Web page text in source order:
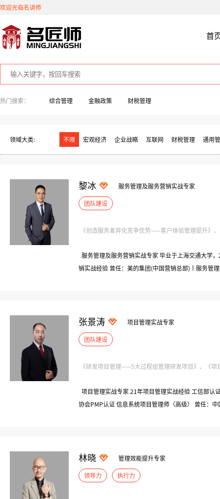
欢迎光临名讲师
首
热门搜索： 综合管理 金融政策 财税管理
领域大类: 不限 宏观经济 企业战略 互联网 财税管理 通用
黎冰 服务管理及服务营销实战专家
团队建设
《创造服务差异化竞争优势——客户体验管理提升》
服务管理及服务营销实战专家 毕业于上海交通大学
销实战经验 曾任：美的集团(中国营销总部)丨服务管
张景涛 项目管理实战专家
团队建设
《研发项目管理——5大过程组管理研发项目》、《
项目管理实战专家 21年项目管理实战经验 工信部认
协会PMP认证 信息系统项目管理师（高级） 曾任：
林晓 管理效能提升专家
领导力 执行力